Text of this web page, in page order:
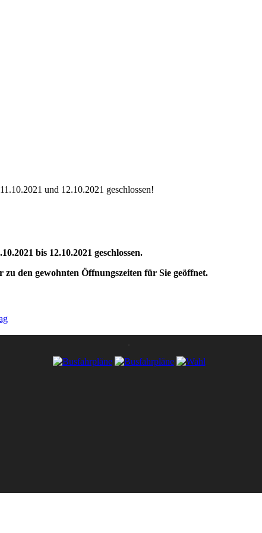
und 12.10.2021 geschlossen!
bis 12.10.2021 geschlossen.
zu den gewohnten Öffnungszeiten für Sie geöffnet.